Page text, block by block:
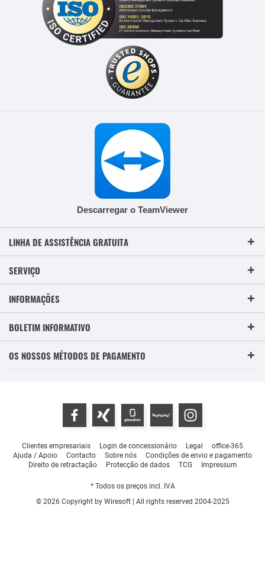
Descarregar o TeamViewer
LINHA DE ASSISTÊNCIA GRATUITA
SERVIÇO
INFORMAÇÕES
BOLETIM INFORMATIVO
OS NOSSOS MÉTODOS DE PAGAMENTO
Clientes empresariais Login de concessionário Legal
office-365
Ajuda / Apoio
Contacto Sobre nós
Condições de envio e pagamento
Direito de retractação
Protecção de dados TCG Impressum
* Todos os preços incl. IVA
© 2026 Copyright by Wiresoft | All rights reserved 2004-2025